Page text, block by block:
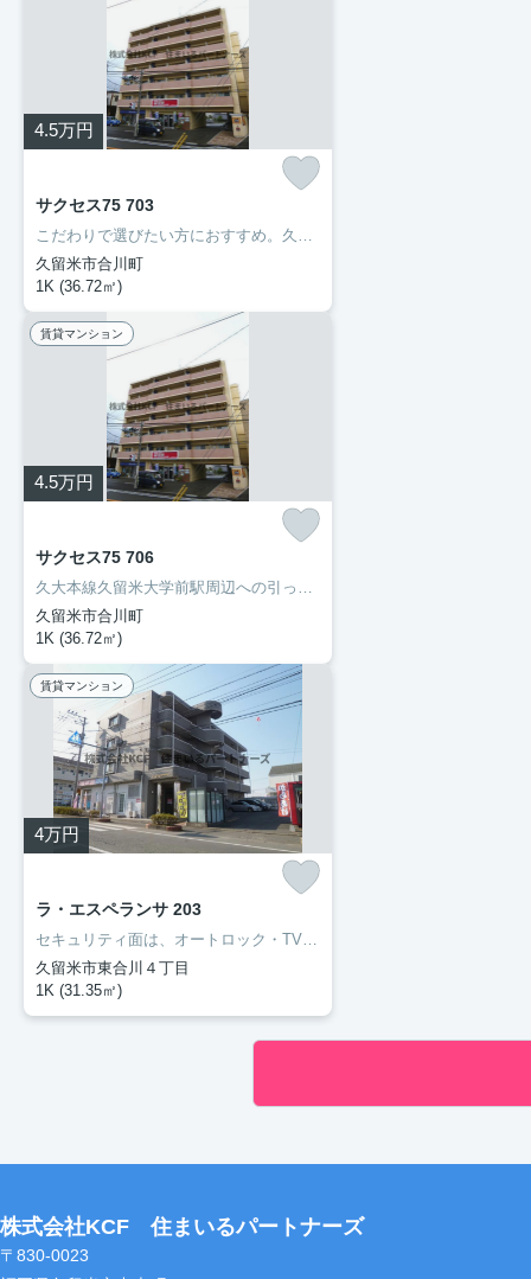
4.5万円
サクセス75 703
こだわりで選びたい方におすすめ。久留米市エリアで住まいをお探しなら「サクセス75」。セブン-イレブン久留米朝妻店まで徒歩2分と近場にコンビニがあるのもポイント。久留米市や久大本線久留米大学前付近でのお部屋探しは当社にお任せください。お気に入りのお部屋で快適な新生活を始めましょう。
久留米市合川町
1K (36.72㎡)
賃貸マンション
4.5万円
サクセス75 706
久大本線久留米大学前駅周辺への引っ越しをお考えなら「サクセス75」。エントランスと玄関の2つのロックで守られているので安全面に優れているオートロック機能があります。洗面化粧台はコンセントや照明、大きな鏡などがついているので化粧や身支度を整える際に便利です。当たり前の生活が、より素敵なものに変わります。新たな物件探しはあなたに活力を与えることでしょう。ぜひとも当社をご利用ください。
久留米市合川町
1K (36.72㎡)
賃貸マンション
4万円
ラ・エスペランサ 203
セキュリティ面は、オートロック・TVインターホンなど充実しているので、防犯対策もばっちりです。収納はシューズボックス・クロゼットなど豊富なので、衣類や履き物の整理がしやすく便利です。外装もおしゃれで快適な生活をおくることができるマンションです。丁寧かつ迅速に対応する事がモットーの当社なら、きっと満足していただけるお部屋探しが可能です。久留米市や久大本線久留米大学前付近のことならお任せ下さい。
久留米市東合川４丁目
1K (31.35㎡)
株式会社KCF 住まいるパートナーズ
〒830-0023